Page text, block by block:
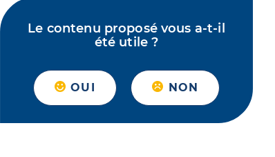
Le contenu proposé vous a-t-il
été utile ?
OUI NON